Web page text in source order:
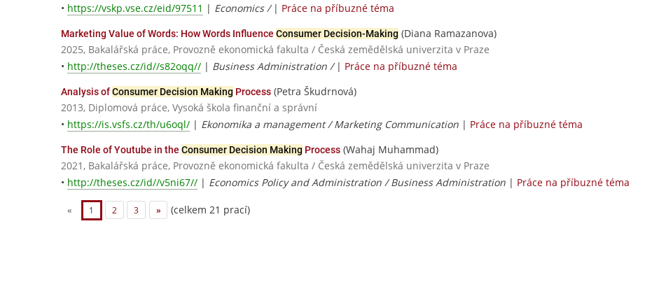
• https://vskp.vse.cz/eid/97511 | Economics / | Práce na příbuzné téma
Marketing Value of Words: How Words Influence Consumer Decision-Making (Diana Ramazanova)
2025, Bakalářská práce, Provozně ekonomická fakulta / Česká zemědělská univerzita v Praze
• http://theses.cz/id//s82oqq// | Business Administration / | Práce na příbuzné téma
Analysis ofConsumer Decision Making Process (Petra Škudrnová)
2013, Diplomová práce, Vysoká škola finanční a správní
• https://is.vsfs.cz/th/u6oql/ | Ekonomika a management / Marketing Communication | Práce na příbuzné téma
The Role of Youtube in the Consumer Decision Making Process (Wahaj Muhammad)
2021, Bakalářská práce, Provozně ekonomická fakulta / Česká zemědělská univerzita v Praze
• http://theses.cz/id//v5ni67// | Economics Policy and Administration / Business Administration | Práce na příbuzné téma
« 1 2 3 » (celkem 21 prací)